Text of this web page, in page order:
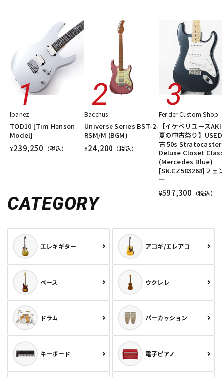
Ibanez
TOD10 [Tim Henson
Model]
¥239,250 （税込）
Bacchus
Universe Series BST-2-
RSM/M (BGM)
¥24,200 （税込）
Fender Custom Shop
【イケベリユース
夏の中古祭り】
古 50s Stratocaster
Deluxe Closet
(Mercedes Blue)
[SN.CZ583268]フェ
ー
¥597,300 （税込）
CATEGORY
エレキギター アコギ/エレアコ
ベース ウクレレ
ドラム パーカッション
キーボード 電子ピアノ